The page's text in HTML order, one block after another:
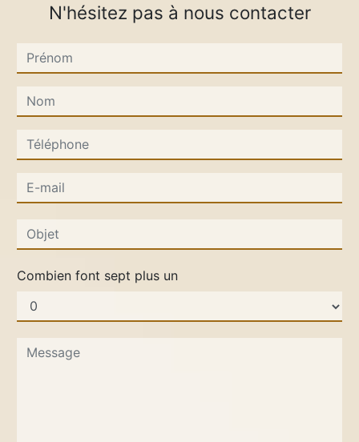
N'hésitez pas à nous contacter
Combien font sept plus un